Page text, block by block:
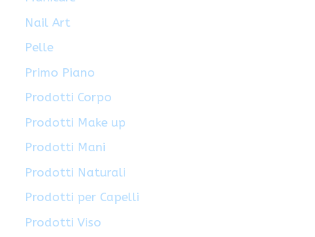
Nail Art
Pelle
Primo Piano
Prodotti Corpo
Prodotti Make up
Prodotti Mani
Prodotti Naturali
Prodotti per Capelli
Prodotti Viso